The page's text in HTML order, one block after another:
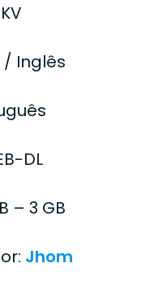
/ Inglês
DL
– 3 GB
Jhom